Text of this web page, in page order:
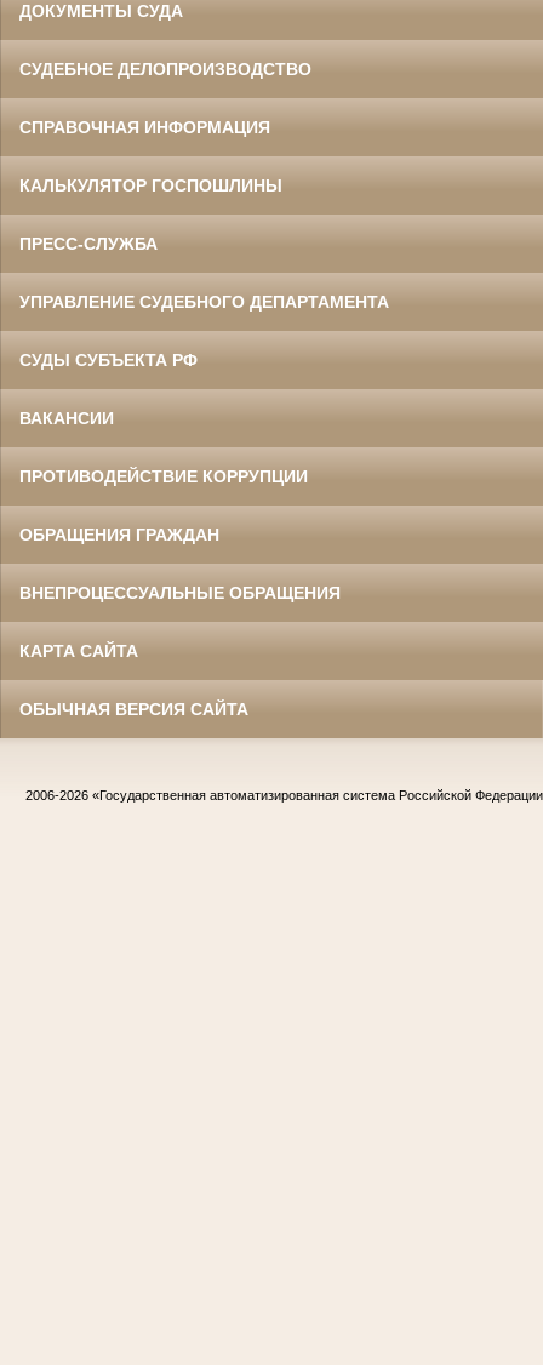
ДОКУМЕНТЫ СУДА
СУДЕБНОЕ ДЕЛОПРОИЗВОДСТВО
СПРАВОЧНАЯ ИНФОРМАЦИЯ
КАЛЬКУЛЯТОР ГОСПОШЛИНЫ
ПРЕСС-СЛУЖБА
УПРАВЛЕНИЕ СУДЕБНОГО ДЕПАРТАМЕНТА
СУДЫ СУБЪЕКТА РФ
ВАКАНСИИ
ПРОТИВОДЕЙСТВИЕ КОРРУПЦИИ
ОБРАЩЕНИЯ ГРАЖДАН
ВНЕПРОЦЕССУАЛЬНЫЕ ОБРАЩЕНИЯ
КАРТА САЙТА
ОБЫЧНАЯ ВЕРСИЯ САЙТА
2006-2026 «Государственная автоматизированная система Российской